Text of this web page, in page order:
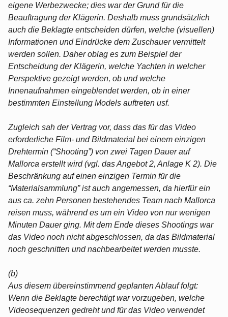
eigene Werbezwecke; dies war der Grund für die
Beauftragung der Klägerin. Deshalb muss grundsätzlich
auch die Beklagte entscheiden dürfen, welche (visuellen)
Informationen und Eindrücke dem Zuschauer vermittelt
werden sollen. Daher oblag es zum Beispiel der
Entscheidung der Klägerin, welche Yachten in welcher
Perspektive gezeigt werden, ob und welche
Innenaufnahmen eingeblendet werden, ob in einer
bestimmten Einstellung Models auftreten usf.
Zugleich sah der Vertrag vor, dass das für das Video
erforderliche Film- und Bildmaterial bei einem einzigen
Drehtermin (“Shooting”) von zwei Tagen Dauer auf
Mallorca erstellt wird (vgl. das Angebot 2, Anlage K 2). Die
Beschränkung auf einen einzigen Termin für die
“Materialsammlung” ist auch angemessen, da hierfür ein
aus ca. zehn Personen bestehendes Team nach Mallorca
reisen muss, während es um ein Video von nur wenigen
Minuten Dauer ging. Mit dem Ende dieses Shootings war
das Video noch nicht abgeschlossen, da das Bildmaterial
noch geschnitten und nachbearbeitet werden musste.
(b)
Aus diesem übereinstimmend geplanten Ablauf folgt:
Wenn die Beklagte berechtigt war vorzugeben, welche
Videosequenzen gedreht und für das Video verwendet